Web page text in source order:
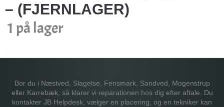
– (FJERNLAGER)
1 på lager
Bor du i Næstved, Slagelse, Fensmark, Sandved, Mogenstrup
eller Karrebæk, så klarer vi reparationen hos dig efter aftale. Du
kontakter JB Helpdesk, vælger en placering, og en tekniker kan